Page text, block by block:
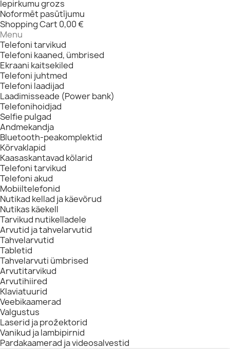
Iepirkumu grozs
Noformēt pasūtījumu
Shopping Cart 0,00 €
Menu
Telefoni tarvikud
Telefoni kaaned, ümbrised
Ekraani kaitsekiled
Telefoni juhtmed
Telefoni laadijad
Laadimisseade (Power bank)
Telefonihoidjad
Selfie pulgad
Andmekandja
Bluetooth-peakomplektid
Kõrvaklapid
Kaasaskantavad kõlarid
Telefoni tarvikud
Telefoni akud
Mobiiltelefonid
Nutikad kellad ja käevõrud
Nutikas käekell
Tarvikud nutikelladele
Arvutid ja tahvelarvutid
Tahvelarvutid
Tabletid
Tahvelarvuti ümbrised
Arvutitarvikud
Arvutihiired
Klaviatuurid
Veebikaamerad
Valgustus
Laserid ja prožektorid
Vanikud ja lambipirnid
Pardakaamerad ja videosalvestid